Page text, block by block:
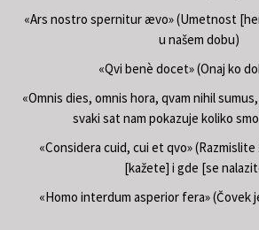
«Ars nostro spernitur ævo» (Umetnost
u našem dobu)
«Qvi benè docet» (Onaj ko
«Omnis dies, omnis hora, qvam nihil
svaki sat nam pokazuje koliko
«Considera cuid, cui et qvo»
[kažete] i gde [se
«Homo interdum asperior fera» (Čovek